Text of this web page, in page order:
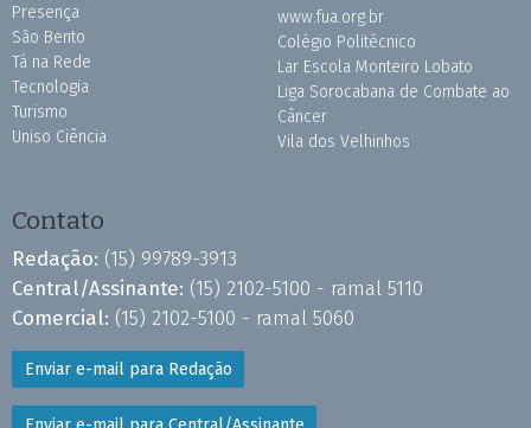
Presença
São Bento
Tá na Rede
Tecnologia
Turismo
Uniso Ciência
www.fua.org.br
Colégio Politécnico
Lar Escola Monteiro Lobato
Liga Sorocabana de Combate ao
Câncer
Vila dos Velhinhos
Contato
Redação: (15) 99789-3913
Central/Assinante: (15) 2102-5100 - ramal 5110
Comercial: (15) 2102-5100 - ramal 5060
Enviar e-mail para Redação